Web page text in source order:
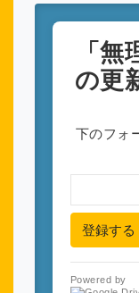
「
の更
下のフォ
登録する
Powered by